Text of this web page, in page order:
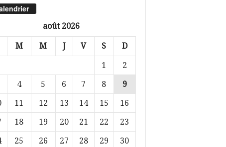
août 2026
M M J V S D
1
2
4 5 6 7 8
9
11 12 13 14 15
16
18 19 20 21 22
23
25 26 27 28 29
30